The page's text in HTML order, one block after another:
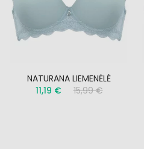
NATURANA LIEMENĖLĖ
11,19 €
15,99 €